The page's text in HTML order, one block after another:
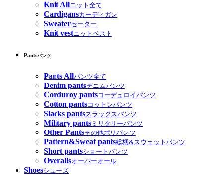
Knit Allニット全て
Cardigansカーディガン
Sweaterセーター
Knit vestニットベスト
Pantsパンツ
Pants Allパンツ全て
Denim pantsデニムパンツ
Corduroy pantsコーデュロイパンツ
Cotton pantsコットンパンツ
Slacks pantsスラックスパンツ
Military pants ミリタリーパンツ
Other Pantsその他ポリパンツ
Pattern&Sweat pants総柄&スウェットパンツ
Short pantsショートパンツ
Overallsオーバーオール
Shoesシューズ